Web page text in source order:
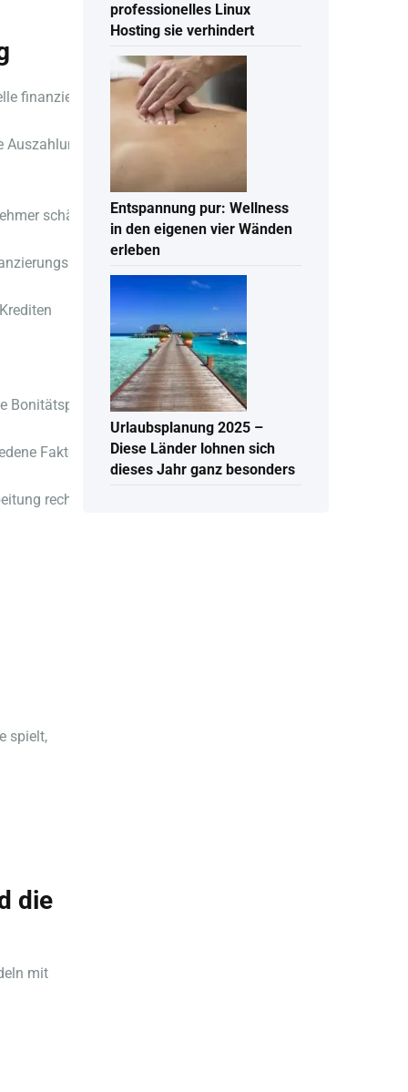
finanzielle Unterstützung für Menschen, die zeitnah Geld
ermöglicht es Kunden, unerwartete finanzielle
schätzen die Transparenz und Geschwindigkeit dieser
bietet Verbrauchern eine flexible Alternative
spielt dabei eine entscheidende Rolle für die
Faktoren wie Einkommen, Ausgaben und bisherige
rechnen. Die Erfüllung der Kreditvoraussetzungen ist
spielt,
die
mit
professionelles Linux
Hosting sie verhindert
Entspannung pur: Wellness
in den eigenen vier Wänden
erleben
Urlaubsplanung 2025 –
Diese Länder lohnen sich
dieses Jahr ganz besonders